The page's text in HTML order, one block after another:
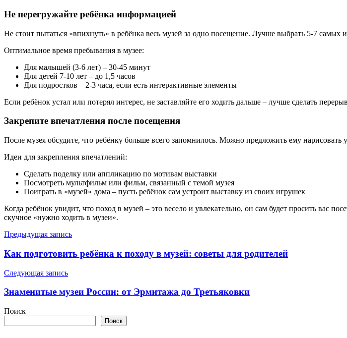
Не перегружайте ребёнка информацией
Не стоит пытаться «впихнуть» в ребёнка весь музей за одно посещение. Лучше выбрать 5-7 самых
Оптимальное время пребывания в музее:
Для малышей (3-6 лет) – 30-45 минут
Для детей 7-10 лет – до 1,5 часов
Для подростков – 2-3 часа, если есть интерактивные элементы
Если ребёнок устал или потерял интерес, не заставляйте его ходить дальше – лучше сделать
Закрепите впечатления после посещения
После музея обсудите, что ребёнку больше всего запомнилось. Можно предложить ему
Идеи для закрепления впечатлений:
Сделать поделку или аппликацию по мотивам выставки
Посмотреть мультфильм или фильм, связанный с темой музея
Поиграть в «музей» дома – пусть ребёнок сам устроит выставку из своих игрушек
Когда ребёнок увидит, что поход в музей – это весело и увлекательно, он сам будет просить вас
скучное «нужно ходить в музеи».
Навигация
по
записям
Предыдущая запись
Как подготовить ребёнка к походу в музей: советы для родителей
Следующая запись
Знаменитые музеи России: от Эрмитажа до Третьяковки
Поиск
Поиск